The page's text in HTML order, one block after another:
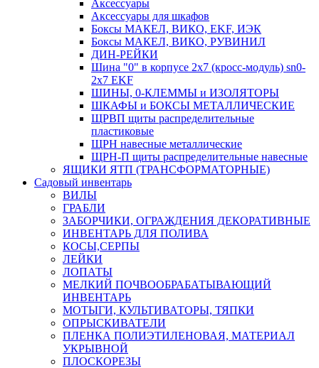
Аксессуары
Аксессуары для шкафов
Боксы МАКЕЛ, ВИКО, EKF, ИЭК
Боксы МАКЕЛ, ВИКО, РУВИНИЛ
ДИН-РЕЙКИ
Шина "0" в корпусе 2х7 (кросс-модуль) sn0-
2х7 EKF
ШИНЫ, 0-КЛЕММЫ и ИЗОЛЯТОРЫ
ШКАФЫ и БОКСЫ МЕТАЛЛИЧЕСКИЕ
ЩРВП щиты распределительные
пластиковые
ЩРН навесные металлические
ЩРН-П щиты распределительные навесные
ЯЩИКИ ЯТП (ТРАНСФОРМАТОРНЫЕ)
Садовый инвентарь
ВИЛЫ
ГРАБЛИ
ЗАБОРЧИКИ, ОГРАЖДЕНИЯ ДЕКОРАТИВНЫЕ
ИНВЕНТАРЬ ДЛЯ ПОЛИВА
КОСЫ,СЕРПЫ
ЛЕЙКИ
ЛОПАТЫ
МЕЛКИЙ ПОЧВООБРАБАТЫВАЮЩИЙ
ИНВЕНТАРЬ
МОТЫГИ, КУЛЬТИВАТОРЫ, ТЯПКИ
ОПРЫСКИВАТЕЛИ
ПЛЕНКА ПОЛИЭТИЛЕНОВАЯ, МАТЕРИАЛ
УКРЫВНОЙ
ПЛОСКОРЕЗЫ